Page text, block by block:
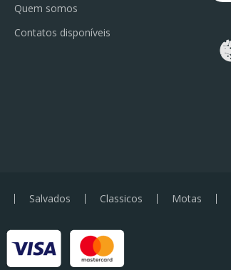
Quem somos
Contatos disponíveis
Salvados Classicos Motas